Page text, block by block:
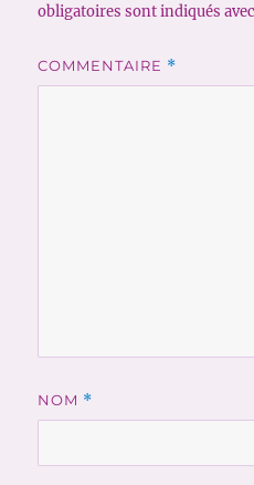
obligatoires sont indiqués avec
COMMENTAIRE *
NOM *